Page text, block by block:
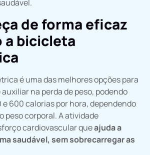
de forma eficaz
bicicleta
é uma das melhores opções para
na perda de peso, podendo
600 calorias por hora, dependendo
peso corporal. A atividade
cardiovascular queajuda a
saudável, sem sobrecarregar as